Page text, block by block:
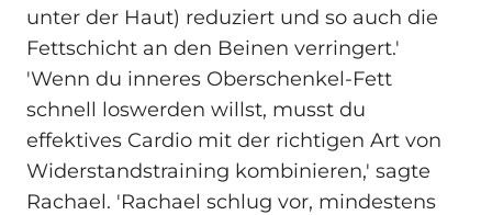
unter der Haut) reduziert und so auch die
Fettschicht an den Beinen verringert.'
'Wenn du inneres Oberschenkel-Fett
schnell loswerden willst, musst du
effektives Cardio mit der richtigen Art von
Widerstandstraining kombinieren,' sagte
Rachael. 'Rachael schlug vor, mindestens